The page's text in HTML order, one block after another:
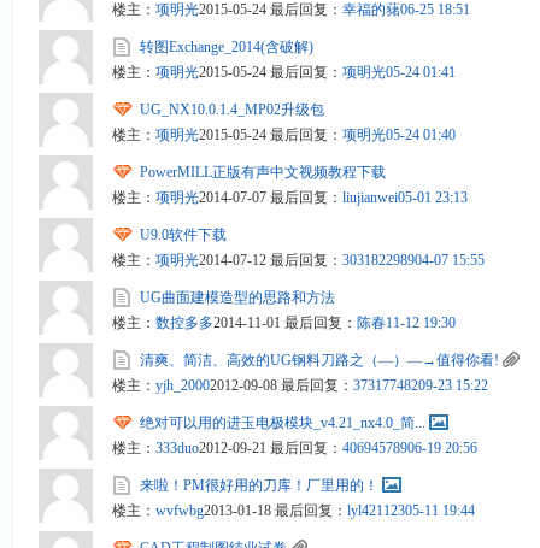
楼主： 项明光2015-05-24 最后回复： 幸福的蕏06-25 18:51
转图Exchange_2014(含破解)
楼主： 项明光2015-05-24 最后回复： 项明光05-24 01:41
UG_NX10.0.1.4_MP02升级包
楼主： 项明光2015-05-24 最后回复： 项明光05-24 01:40
PowerMILL正版有声中文视频教程下载
楼主： 项明光2014-07-07 最后回复： liujianwei05-01 23:13
U9.0软件下载
楼主： 项明光2014-07-12 最后回复： 303182298904-07 15:55
UG曲面建模造型的思路和方法
楼主： 数控多多2014-11-01 最后回复： 陈春11-12 19:30
清爽、简洁、高效的UG钢料刀路之（—）—→值得你看!
楼主： yjh_20002012-09-08 最后回复： 37317748209-23 15:22
绝对可以用的进玉电极模块_v4.21_nx4.0_简...
楼主： 333duo2012-09-21 最后回复： 40694578906-19 20:56
来啦！PM很好用的刀库！厂里用的！
楼主： wvfwbg2013-01-18 最后回复： lyl42112305-11 19:44